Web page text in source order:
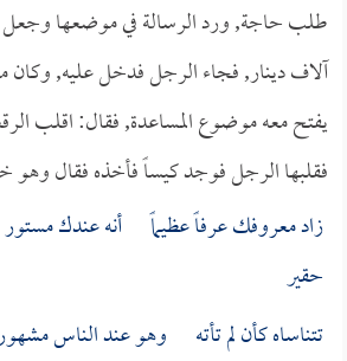
طلب حاجة, ورد الرسالة في موضعها وجعل
آلاف دينار, فجاء الرجل فدخل عليه, وكان
يفتح معه موضوع المساعدة, فقال: اقلب
فقلبها الرجل فوجد كيساً فأخذه فقال وهو
زاد معروفك عرفاً عظيماً أنه عندك مستور
حقير
تتناساه كأن لم تأته وهو عند الناس